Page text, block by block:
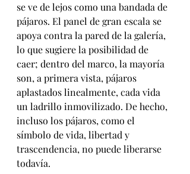
se ve de lejos como una bandada de
pájaros. El panel de gran escala se
apoya contra la pared de la galería,
lo que sugiere la posibilidad de
caer; dentro del marco, la mayoría
son, a primera vista, pájaros
aplastados linealmente, cada vida
un ladrillo inmovilizado. De hecho,
incluso los pájaros, como el
símbolo de vida, libertad y
trascendencia, no puede liberarse
todavía.